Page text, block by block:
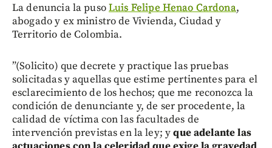
La denuncia la pusoLuis Felipe Henao Cardona,
abogado y ex ministro de Vivienda, Ciudad y
Territorio de Colombia.
”(Solicito) que decrete y practique las pruebas
solicitadas y aquellas que estime pertinentes para el
esclarecimiento de los hechos; que me reconozca la
condición de denunciante y, de ser procedente, la
calidad de víctima con las facultades de
intervención previstas en la ley; yque adelante las